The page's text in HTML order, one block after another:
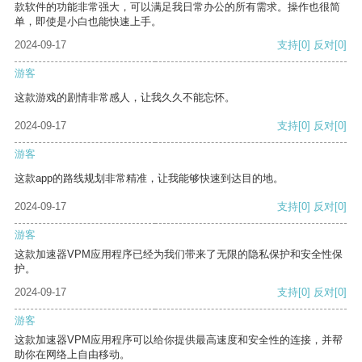
款软件的功能非常强大，可以满足我日常办公的所有需求。操作也很简
单，即使是小白也能快速上手。
2024-09-17
支持[0] 反对[0]
游客
这款游戏的剧情非常感人，让我久久不能忘怀。
2024-09-17 支持[0] 反对[0]
游客
这款app的路线规划非常精准，让我能够快速到达目的地。
2024-09-17 支持[0] 反对[0]
游客
这款加速器VPM应用程序已经为我们带来了无限的隐私保护和安全性保
护。
2024-09-17
支持[0] 反对[0]
游客
这款加速器VPM应用程序可以给你提供最高速度和安全性的连接，并帮
助你在网络上自由移动。